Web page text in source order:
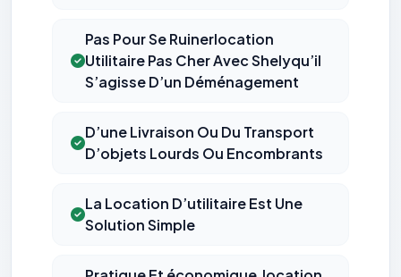
Pas Pour Se Ruinerlocation
Utilitaire Pas Cher Avec Shelyqu’il
S’agisse D’un Déménagement
D’une Livraison Ou Du Transport
D’objets Lourds Ou Encombrants
La Location D’utilitaire Est Une
Solution Simple